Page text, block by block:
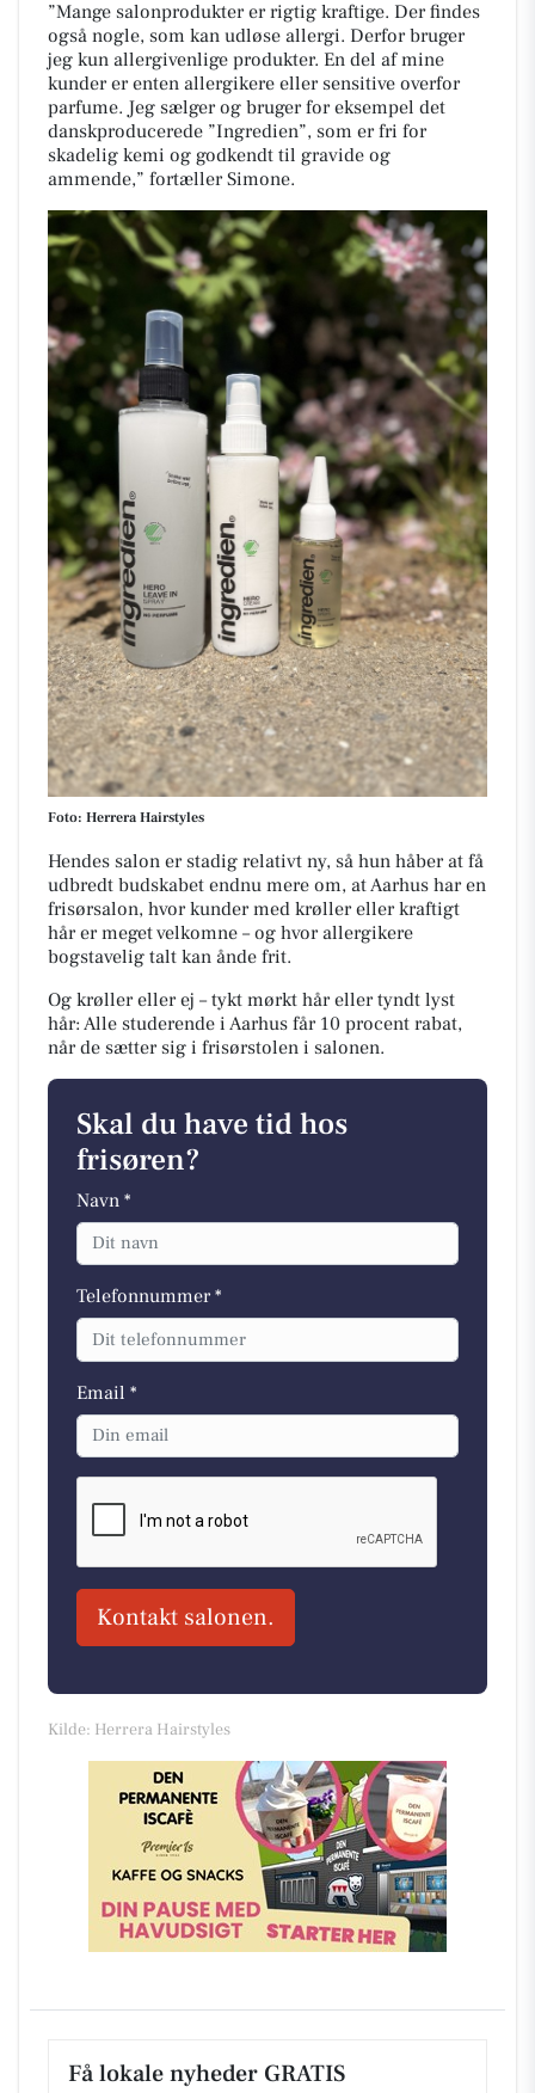
”Mange salonprodukter er rigtig kraftige. Der findes
også nogle, som kan udløse allergi. Derfor bruger
jeg kun allergivenlige produkter. En del af mine
kunder er enten allergikere eller sensitive overfor
parfume. Jeg sælger og bruger for eksempel det
danskproducerede ”Ingredien”, som er fri for
skadelig kemi og godkendt til gravide og
ammende,” fortæller Simone.
Foto: Herrera Hairstyles
Hendes salon er stadig relativt ny, så hun håber at få
udbredt budskabet endnu mere om, at Aarhus har en
frisørsalon, hvor kunder med krøller eller kraftigt
hår er meget velkomne – og hvor allergikere
bogstavelig talt kan ånde frit.
Og krøller eller ej – tykt mørkt hår eller tyndt lyst
hår: Alle studerende i Aarhus får 10 procent rabat,
når de sætter sig i frisørstolen i salonen.
Skal du have tid hos
frisøren?
Navn *
Telefonnummer *
Email *
Kontakt salonen.
Kilde: Herrera Hairstyles
Få lokale nyheder GRATIS